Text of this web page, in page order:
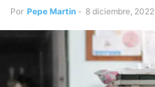
Por Pepe Martin - 8 diciembre, 2022